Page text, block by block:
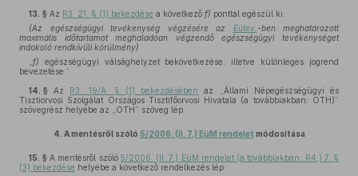
13. § Az R3. 21. § (1) bekezdése a következő f) ponttal egészül ki:
(Az egészségügyi tevékenység végzésére az Eütev. -ben meghatározott
maximális időtartamot meghaladóan végzendő egészségügyi tevékenységet
indokoló rendkívüli körülmény)
f) egészségügyi válsághelyzet bekövetkezése, illetve különleges jogrend
bevezetése.”
14. § Az R3. 19/A. § (1) bekezdésében
az „Állami Népegészségügyi és
Tisztiorvosi Szolgálat Országos Tisztifőorvosi Hivatala (a továbbiakban: OTH)”
szövegrész helyébe az „OTH” szöveg lép.
4. A mentésről szóló 5/2006. (II. 7.) EüM rendelet módosítása
15. § A mentésről szóló 5/2006. (II. 7.) EüM rendelet (a továbbiakban: R4.) 7. §
(3) bekezdése helyébe a következő rendelkezés lép: